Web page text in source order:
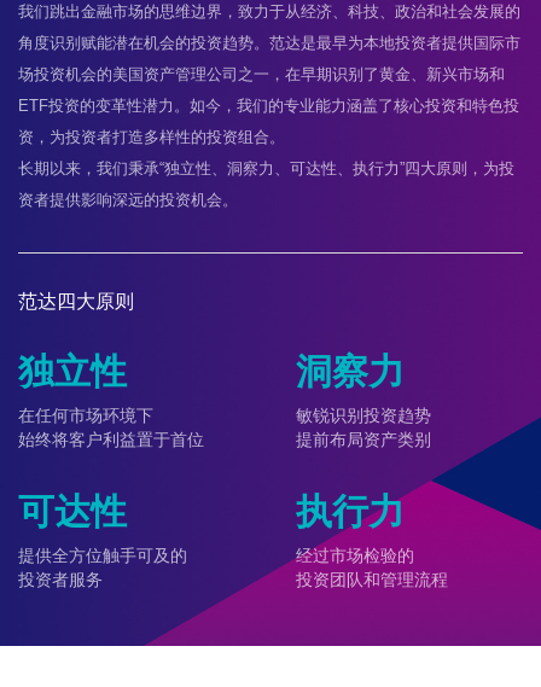
我们跳出金融市场的思维边界，致力于从经济、科技、政治和社会发展的
角度识别赋能潜在机会的投资趋势。范达是最早为本地投资者提供国际市
场投资机会的美国资产管理公司之一，在早期识别了黄金、新兴市场和
ETF投资的变革性潜力。如今，我们的专业能力涵盖了核心投资和特色投
资，为投资者打造多样性的投资组合。
长期以来，我们秉承“独立性、洞察力、可达性、执行力”四大原则，为投
资者提供影响深远的投资机会。
范达四大原则
独立性
在任何市场环境下
始终将客户利益置于首位
可达性
提供全方位触手可及的
投资者服务
洞察力
敏锐识别投资趋势
提前布局资产类别
执行力
经过市场检验的
投资团队和管理流程